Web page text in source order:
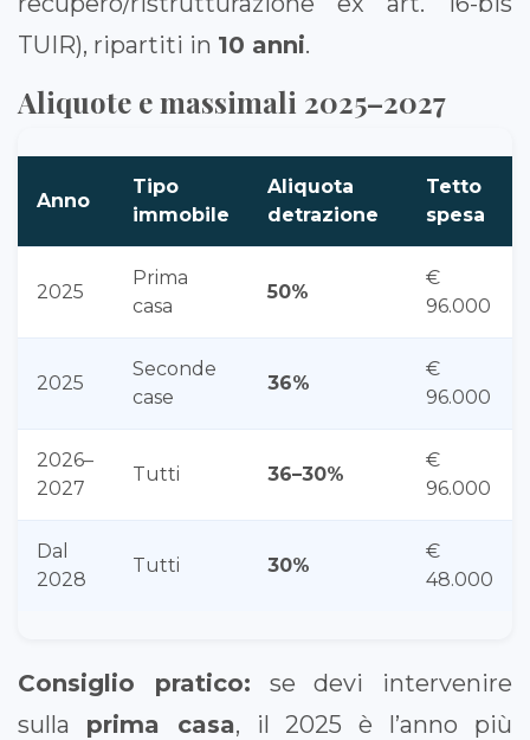
TUIR), ripartiti in 10 anni.
Aliquote e massimali 2025–2027
Anno
Tipo
immobile
Aliquota
detrazione
Tetto
spesa
2025
Prima
casa
50%
€
96.000
2025
Seconde
case
36%
€
96.000
2026–
2027
Tutti 36–30%
€
96.000
Dal
2028
Tutti 30%
€
48.000
Consiglio pratico: se devi intervenire
sulla prima casa, il 2025 è l’anno più